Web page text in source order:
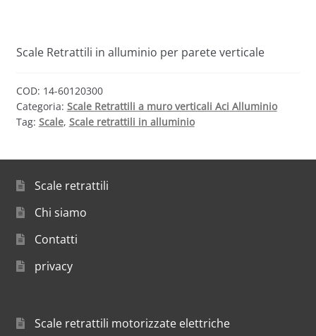
Scale Retrattili in alluminio per parete verticale
COD: 14-60120300
Categoria: Scale Retrattili a muro verticali Aci Alluminio
Tag: Scale, Scale retrattili in alluminio
Scale retrattili
Chi siamo
Contatti
privacy
Scale retrattili motorizzate elettriche